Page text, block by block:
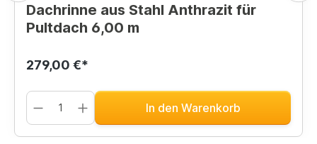
Dachrinne aus Stahl Anthrazit für
Pultdach 6,00 m
279,00 €*
In den Warenkorb